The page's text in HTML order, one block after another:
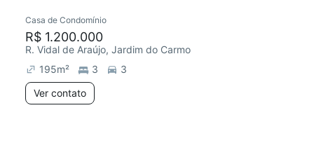
Casa de Condomínio
R$ 1.200.000
R. Vidal de Araújo, Jardim do Carmo
195m² 3
3
Ver contato